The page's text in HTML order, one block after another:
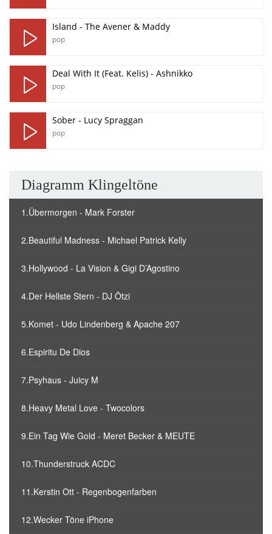
Island - The Avener & Maddy
pop
Deal With It (Feat. Kelis) - Ashnikko
pop
Sober - Lucy Spraggan
pop
Diagramm Klingeltöne
1.Übermorgen - Mark Forster
2.Beautiful Madness - Michael Patrick Kelly
3.Hollywood - La Vision & Gigi D’Agostino
4.Der Hellste Stern - DJ Ötzi
5.Komet - Udo Lindenberg & Apache 207
6.Espiritu De Dios
7.Psyhaus - Juicy M
8.Heavy Metal Love - Twocolors
9.Ein Tag Wie Gold - Meret Becker & MEUTE
10.Thunderstruck ACDC
11.Kerstin Ott - Regenbogenfarben
12.Wecker Töne iPhone